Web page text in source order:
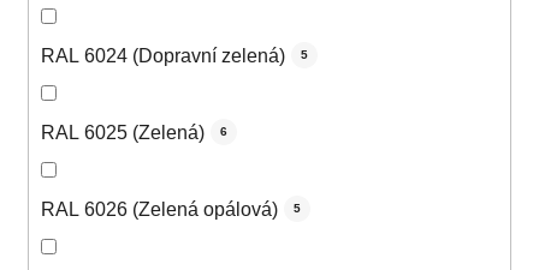
RAL 6024 (Dopravní zelená) 5
RAL 6025 (Zelená) 6
RAL 6026 (Zelená opálová) 5